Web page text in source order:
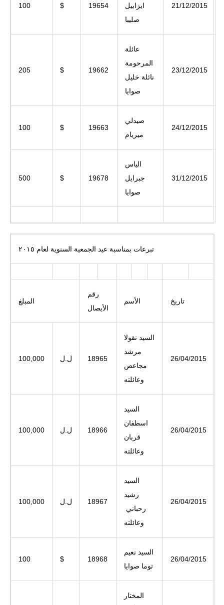
100 $ 19654
ايزابيل
صليبا
21/12/2015
205 $ 19662
عائلة
المرحومة
نائلة خليل
صوايا
23/12/2015
100 $ 19663
صيدلي
ميريام
24/12/2015
500 $ 19678
الياس
جبرايل
صوايا
31/12/2015
تبرعات بمناسبة عيد الجمعية السنوية لعام ٢٠١٥
المبلغ
رقم
الأيصال
الأسم تاريخ
100,000 ل.ل 18965
السيد نقولا
مرشد
مجاعص
وعائلته
26/04/2015
100,000 ل.ل 18966
السيد
اسطفان
قربان
وعائلته
26/04/2015
100,000 ل.ل 18967
السيد
رشيد
رحباني
وعائلته
26/04/2015
100 $ 18968
السيد نعيم
توما صوايا
26/04/2015
المختار